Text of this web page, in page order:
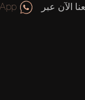
الآن عبر